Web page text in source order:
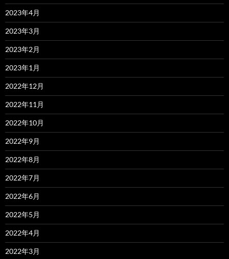
2023年4月
2023年3月
2023年2月
2023年1月
2022年12月
2022年11月
2022年10月
2022年9月
2022年8月
2022年7月
2022年6月
2022年5月
2022年4月
2022年3月